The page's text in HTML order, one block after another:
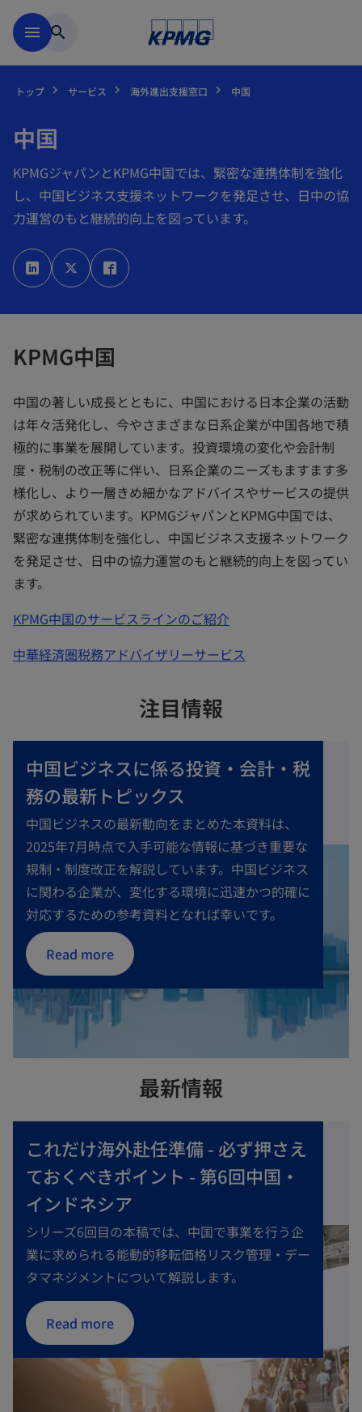
menu search
トップ サービス 海外進出支援窓口 中国
中国
KPMGジャパンとKPMG中国では、緊密な連携体制を強化
し、中国ビジネス支援ネットワークを発足させ、日中の協
力運営のもと継続的向上を図っています。
新
し
い
タ
新
し
い
タ
し
い
KPMG中国
中国の著しい成長とともに、中国における日本企業の活動
は年々活発化し、今やさまざまな日系企業が中国各地で積
極的に事業を展開しています。投資環境の変化や会計制
度・税制の改正等に伴い、日系企業のニーズもますます多
様化し、より一層きめ細かなアドバイスやサービスの提供
が求められています。KPMGジャパンとKPMG中国では、
緊密な連携体制を強化し、中国ビジネス支援ネットワーク
を発足させ、日中の協力運営のもと継続的向上を図ってい
ます。
KPMG中国のサービスラインのご紹介
中華経済圏税務アドバイザリーサービス
注目情報
中国ビジネスに係る投資・会計・税
務の最新トピックス
中国ビジネスの最新動向をまとめた本資料は、
2025年7月時点で入手可能な情報に基づき重要な
規制・制度改正を解説しています。中国ビジネス
に関わる企業が、変化する環境に迅速かつ的確に
対応するための参考資料となれば幸いです。
Read more
最新情報
これだけ海外赴任準備 - 必ず押さえ
ておくべきポイント - 第6回中国・
インドネシア
シリーズ6回目の本稿では、中国で事業を行う企
業に求められる能動的移転価格リスク管理・デー
タマネジメントについて解説します。
Read more